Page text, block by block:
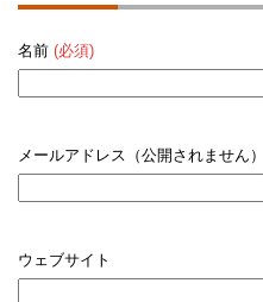
名前 (必須)
メールアドレス（公開されません）
ウェブサイト